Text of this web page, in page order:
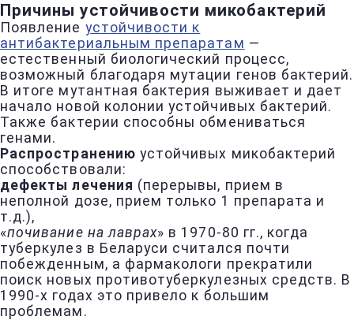
Причины устойчивости микобактерий
Появление устойчивости к
антибактериальным препаратам —
естественный биологический процесс,
возможный благодаря мутации генов бактерий.
В итоге мутантная бактерия выживает и дает
начало новой колонии устойчивых бактерий.
Также бактерии способны обмениваться
генами.
Распространению устойчивых микобактерий
способствовали:
дефекты лечения (перерывы, прием в
неполной дозе, прием только 1 препарата и
т.д.),
«почивание на лаврах» в 1970-80 гг., когда
туберкулез в Беларуси считался почти
побежденным, а фармакологи прекратили
поиск новых противотуберкулезных средств. В
1990-х годах это привело к большим
проблемам.